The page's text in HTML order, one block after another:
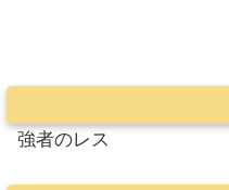
強者のレス